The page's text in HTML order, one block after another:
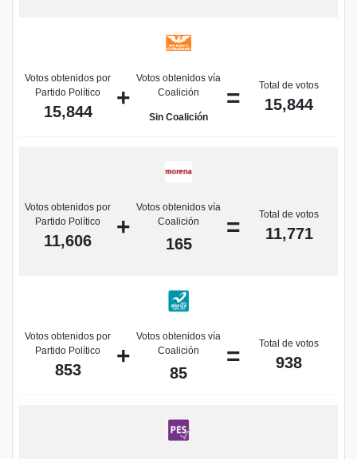
Votos obtenidos por
Partido Político
15,844
+
Votos obtenidos vía
Coalición
Sin Coalición
= Total de votos
15,844
Votos obtenidos por
Partido Político
11,606
+
Votos obtenidos vía
Coalición
165
= Total de votos
11,771
Votos obtenidos por
Partido Político
853
+
Votos obtenidos vía
Coalición
85
= Total de votos
938